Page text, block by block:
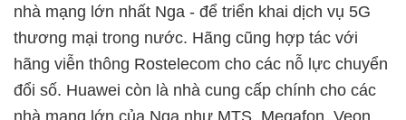
nhà mạng lớn nhất Nga - để triển khai dịch vụ 5G
thương mại trong nước. Hãng cũng hợp tác với
hãng viễn thông Rostelecom cho các nỗ lực chuyển
đổi số. Huawei còn là nhà cung cấp chính cho các
nhà mạng lớn của Nga như MTS, Megafon, Veon.